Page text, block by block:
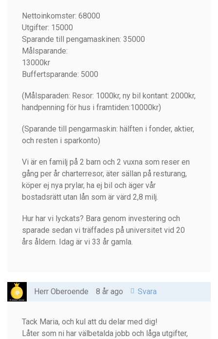
Nettoinkomster: 68000
Utgifter: 15000
Sparande till pengamaskinen: 35000
Målsparande:
13000kr
Buffertsparande: 5000
(Målsparaden: Resor: 1000kr, ny bil kontant: 2000kr,
handpenning för hus i framtiden:10000kr)
(Sparande till pengarmaskin: hälften i fonder, aktier,
och resten i sparkonto)
Vi är en familj på 2 barn och 2 vuxna som reser en
gång per år charterresor, äter sällan på resturang,
köper ej nya prylar, ha ej bil och äger vår
bostadsrätt utan lån som är värd 2,8 milj.
Hur har vi lyckats? Bara genom investering och
sparade sedan vi träffades på universitet vid 20
års åldern. Idag är vi 33 år gamla.
Herr Oberoende 8 år ago Svara
Tack Maria, och kul att du delar med dig!
Låter som ni har välbetalda jobb och låga utgifter,